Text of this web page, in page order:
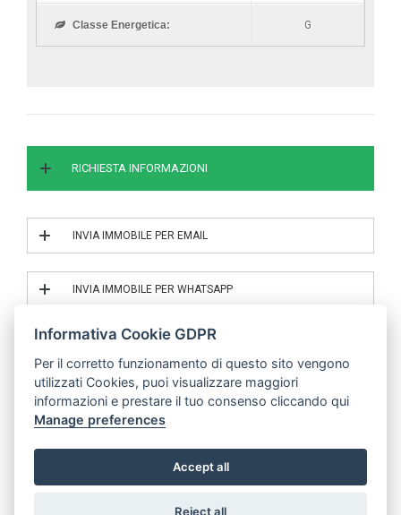
Classe Energetica: G
RICHIESTA INFORMAZIONI
INVIA IMMOBILE PER EMAIL
INVIA IL RIF. 1/25004
INVIA IMMOBILE PER WHATSAPP
INVIA IL RIF. 1/25004
© | P.IVA 04683000485
Mobile Application v.2019 -
Informativa Cookie GDPR
Per il corretto funzionamento di questo sito vengono
utilizzati Cookies, puoi visualizzare maggiori
informazioni e prestare il tuo consenso cliccando qui
Manage preferences
Accept all
Reject all